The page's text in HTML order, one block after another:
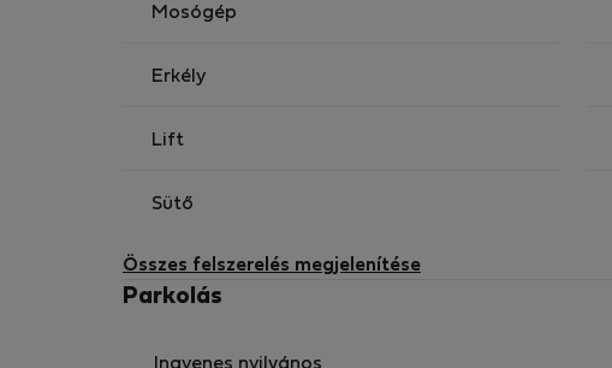
Mosógép
Erkély
Lift
Sütő
Összes felszerelés megjelenítése
Parkolás
Ingyenes nyilvános